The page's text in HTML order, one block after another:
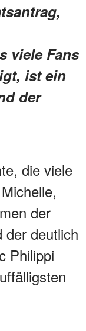
viele Fans
ist ein
der
die viele
der
der deutlich
Philippi